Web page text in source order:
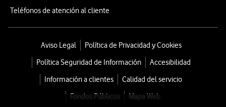
Teléfonos de atención al cliente
Aviso Legal
Política de Privacidad y Cookies
Política Seguridad de Información
Accesibilidad
Información a clientes
Calidad del servicio
Fondos Públicos
Mapa Web